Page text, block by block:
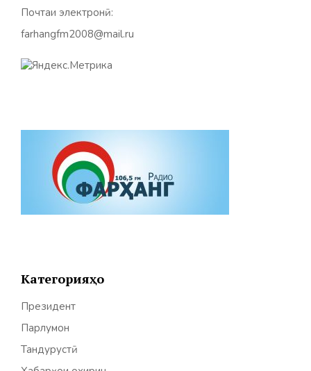
Почтаи электронӣ:
farhangfm2008@mail.ru
Категорияҳо
Президент
Парлумон
Тандурустӣ